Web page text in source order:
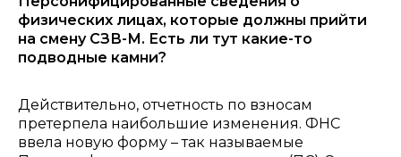
физических лицах, которые должны прийти
на смену СЗВ-М. Есть ли тут какие-то
подводные камни?
Действительно, отчетность по взносам
претерпела наибольшие изменения. ФНС
ввела новую форму – так называемые